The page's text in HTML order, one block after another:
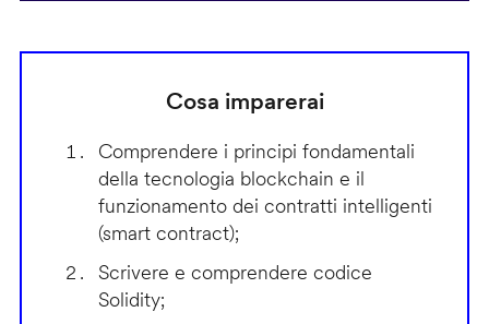
Cosa imparerai
Comprendere i principi fondamentali
della tecnologia blockchain e il
funzionamento dei contratti intelligenti
(smart contract);
Scrivere e comprendere codice
Solidity;